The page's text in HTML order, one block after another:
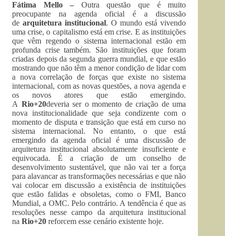
Fátima Mello – Outra questão que é muito
preocupante na agenda oficial é a discussão
dearquitetura institucional. O mundo está vivendo
uma crise, o capitalismo está em crise. E as instituições
que vêm regendo o sistema internacional estão em
profunda crise também. São instituições que foram
criadas depois da segunda guerra mundial, e que estão
mostrando que não têm a menor condição de lidar com
a nova correlação de forças que existe no sistema
internacional, com as novas questões, a nova agenda e
os novos atores que estão emergindo.
A Rio+20deveria ser o momento de criação de uma
nova institucionalidade que seja condizente com o
momento de disputa e transição que está em curso no
sistema internacional. No entanto, o que está
emergindo da agenda oficial é uma discussão de
arquitetura institucional absolutamente insuficiente e
equivocada. É a criação de um conselho de
desenvolvimento sustentável, que não vai ter a força
para alavancar as transformações necessárias e que não
vai colocar em discussão a existência de instituições
que estão falidas e obsoletas, como o FMI, Banco
Mundial, a OMC. Pelo contrário. A tendência é que as
resoluções nesse campo da arquitetura institucional
na Rio+20 reforcem esse cenário existente hoje.